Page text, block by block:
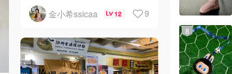
金小希ssicaa 12 9